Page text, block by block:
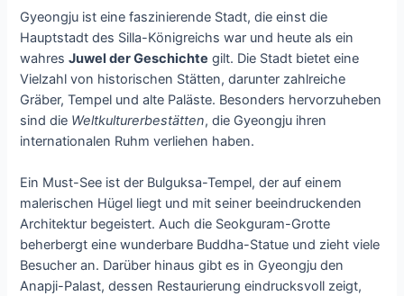
Gyeongju ist eine faszinierende Stadt, die einst die
Hauptstadt des Silla-Königreichs war und heute als ein
wahresJuwel der Geschichte gilt. Die Stadt bietet eine
Vielzahl von historischen Stätten, darunter zahlreiche
Gräber, Tempel und alte Paläste. Besonders hervorzuheben
sind die Weltkulturerbestätten, die Gyeongju ihren
internationalen Ruhm verliehen haben.
Ein Must-See ist der Bulguksa-Tempel, der auf einem
malerischen Hügel liegt und mit seiner beeindruckenden
Architektur begeistert. Auch die Seokguram-Grotte
beherbergt eine wunderbare Buddha-Statue und zieht viele
Besucher an. Darüber hinaus gibt es in Gyeongju den
Anapji-Palast, dessen Restaurierung eindrucksvoll zeigt,